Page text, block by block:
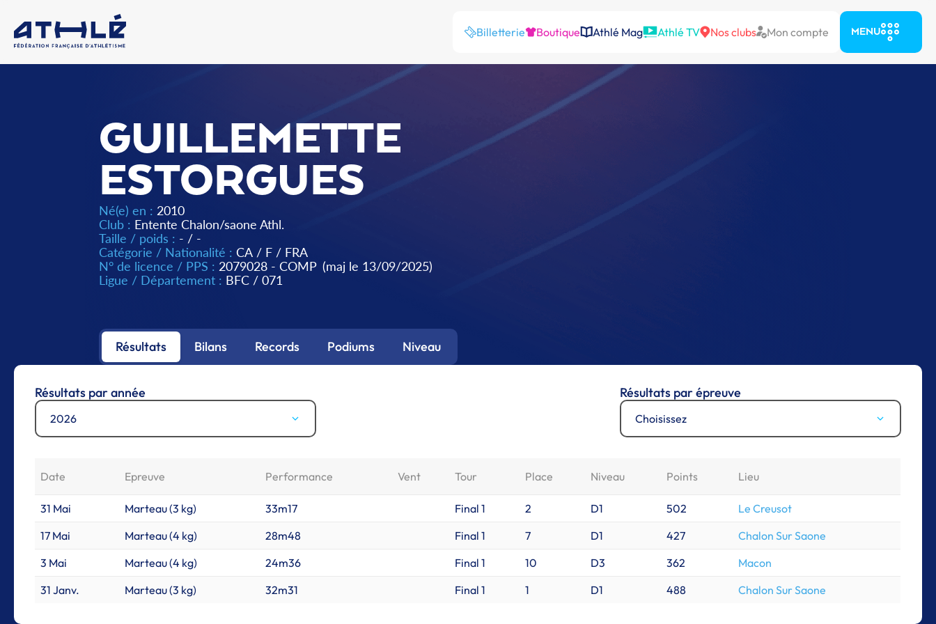
Billetterie Boutique Athlé Mag Athlé TV Nos clubs Mon compte MENU
GUILLEMETTE
ESTORGUES
Né(e) en : 2010
Club : Entente Chalon/saone Athl.
Taille / poids : - / -
Catégorie / Nationalité :CA / F / FRA
N° de licence / PPS : 2079028 - COMP (maj le 13/09/2025)
Ligue / Département : BFC / 071
Résultats Bilans Records Podiums Niveau
Résultats par année
2026
Résultats par épreuve
Choisissez
Date Epreuve Performance Vent Tour Place Niveau Points Lieu
31 Mai Marteau (3 kg) 33m17 Final 1 2 D1 502
Le Creusot
17 Mai
Marteau (4 kg) 28m48 Final 1 7 D1 427
Chalon Sur Saone
3 Mai
Marteau (4 kg) 24m36 Final 1 10 D3 362
Macon
31 Janv.
Marteau (3 kg) 32m31 Final 1 1 D1 488 Chalon Sur Saone